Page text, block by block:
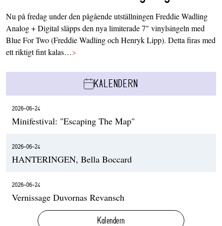
Nu på fredag under den pågående utställningen Freddie Wadling
Analog + Digital släpps den nya limiterade 7" vinylsingeln med
Blue For Two (Freddie Wadling och Henryk Lipp). Detta firas med
ett riktigt fint kalas…>
KALENDERN
2026-06-24
Minifestival: "Escaping The Map"
2026-06-24
HANTERINGEN, Bella Boccard
2026-06-24
Vernissage Duvornas Revansch
Kalendern